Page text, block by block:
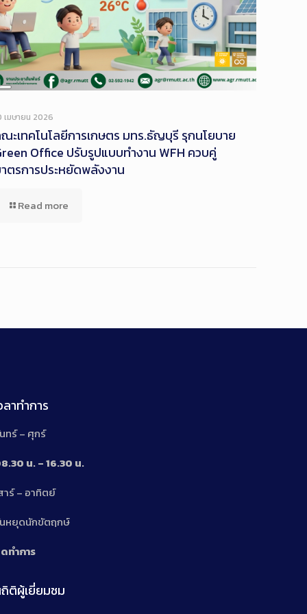
Long
เมษายน 2026
ะเทคโนโลยีการเกษตร มทร.ธัญบุรี รุกนโยบาย
Office ปรับรูปแบบทำงาน WFH ควบคู่
ตรการประหยัดพลังงาน
Read more
ลาทำการ
ทร์ – ศุกร์
น. – 16.30 น.
าร์ – อาทิตย์
หยุดนักขัตฤกษ์
ทำการ
ติผู้เยี่ยมชม